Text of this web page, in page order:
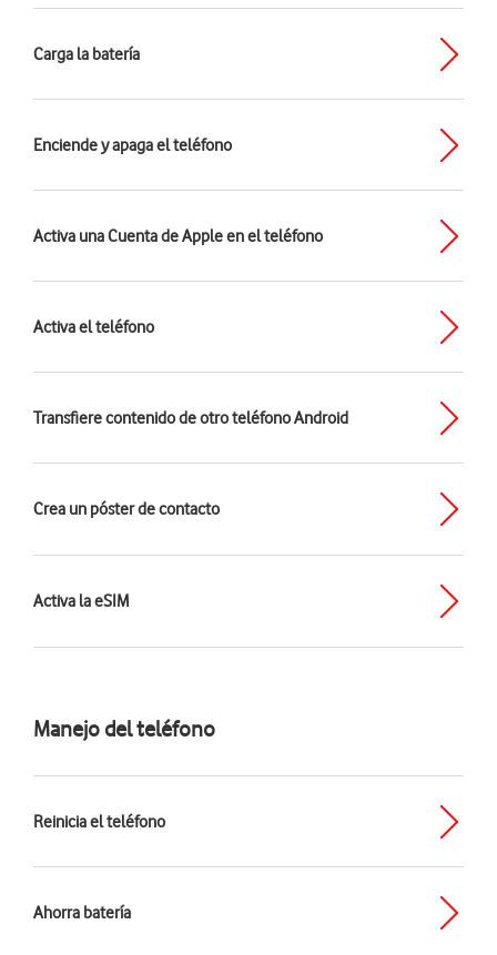
Carga la batería
Enciende y apaga el teléfono
Activa una Cuenta de Apple en el teléfono
Activa el teléfono
Transfiere contenido de otro teléfono Android
Crea un póster de contacto
Activa la eSIM
Manejo del teléfono
Reinicia el teléfono
Ahorra batería